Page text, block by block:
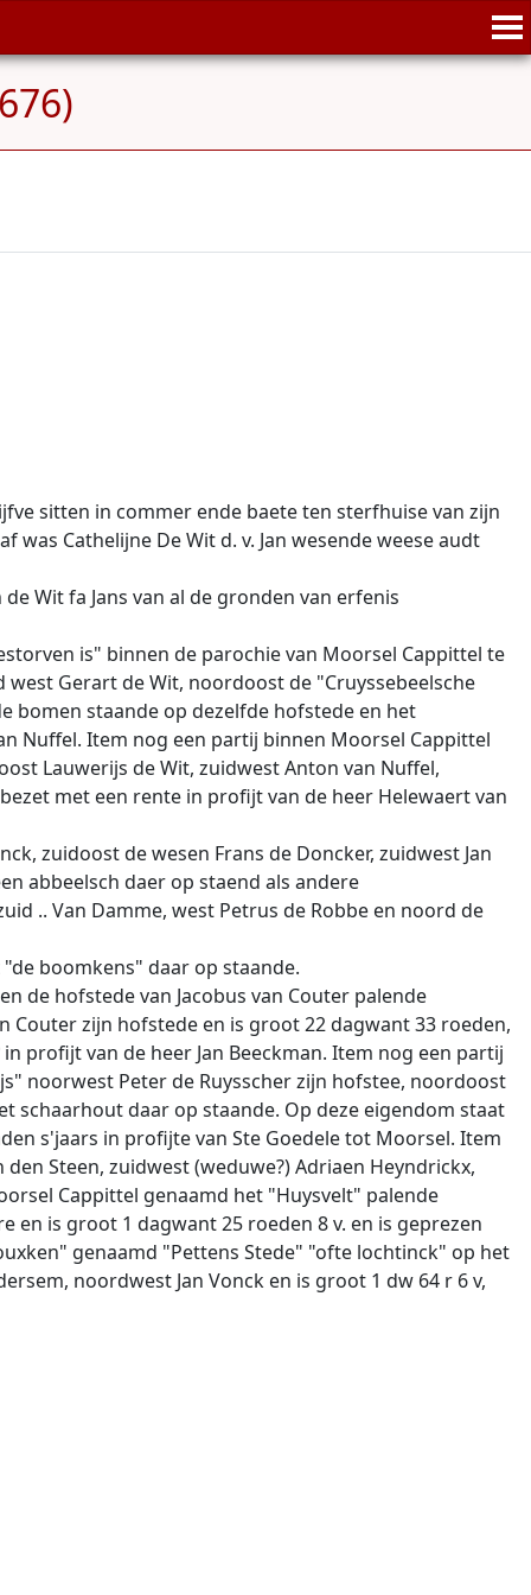
sitten in commer ende baete ten sterfhuise van zijn
Cathelijne De Wit d. v. Jan wesende weese audt
Wit fa Jans van al de gronden van erfenis
is" binnen de parochie van Moorsel Cappittel te
Gerart de Wit, noordoost de "Cruyssebeelsche
bomen staande op dezelfde hofstede en het
Nuffel. Item nog een partij binnen Moorsel Cappittel
Lauwerijs de Wit, zuidwest Anton van Nuffel,
met een rente in profijt van de heer Helewaert van
zuidoost de wesen Frans de Doncker, zuidwest Jan
abbeelsch daer op staend als andere
.. Van Damme, west Petrus de Robbe en noord de
boomkens" daar op staande.
de hofstede van Jacobus van Couter palende
zijn hofstede en is groot 22 dagwant 33 roeden,
profijt van de heer Jan Beeckman. Item nog een partij
noorwest Peter de Ruysscher zijn hofstee, noordoost
schaarhout daar op staande. Op deze eigendom staat
s'jaars in profijte van Ste Goedele tot Moorsel. Item
Steen, zuidwest (weduwe?) Adriaen Heyndrickx,
Cappittel genaamd het "Huysvelt" palende
en is groot 1 dagwant 25 roeden 8 v. en is geprezen
genaamd "Pettens Stede" "ofte lochtinck" op het
noordwest Jan Vonck en is groot 1 dw 64 r 6 v,